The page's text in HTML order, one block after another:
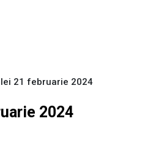
21 februarie 2024
2024